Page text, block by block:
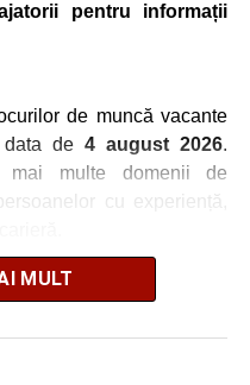
pentru informații
de muncă vacante
de 4 august 2026.
mai multe domenii de
cu experiență,
locurile de muncă
„Persoane fizice
MULT